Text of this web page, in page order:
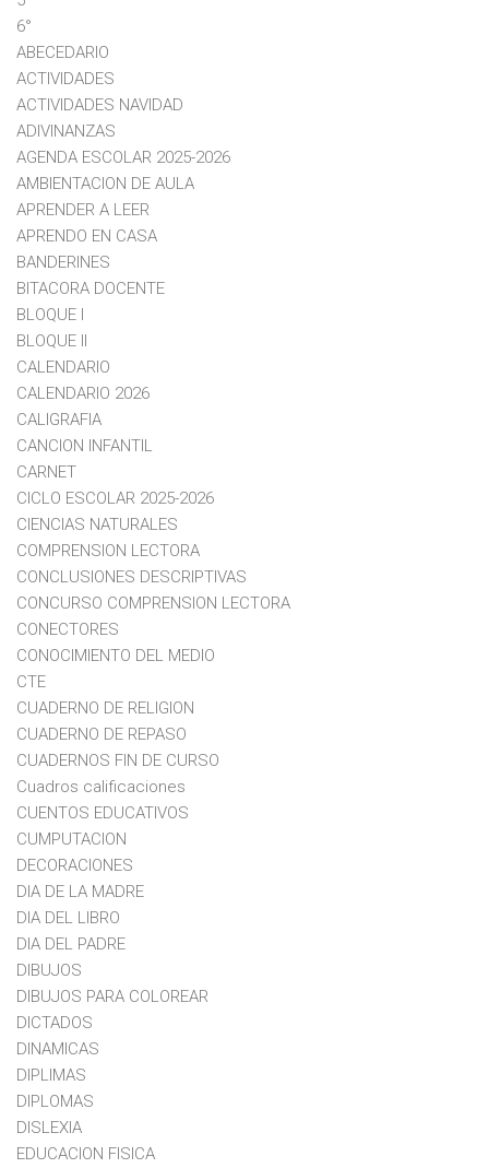
6°
ABECEDARIO
ACTIVIDADES
ACTIVIDADES NAVIDAD
ADIVINANZAS
AGENDA ESCOLAR 2025-2026
AMBIENTACION DE AULA
APRENDER A LEER
APRENDO EN CASA
BANDERINES
BITACORA DOCENTE
BLOQUE I
BLOQUE II
CALENDARIO
CALENDARIO 2026
CALIGRAFIA
CANCION INFANTIL
CARNET
CICLO ESCOLAR 2025-2026
CIENCIAS NATURALES
COMPRENSION LECTORA
CONCLUSIONES DESCRIPTIVAS
CONCURSO COMPRENSION LECTORA
CONECTORES
CONOCIMIENTO DEL MEDIO
CTE
CUADERNO DE RELIGION
CUADERNO DE REPASO
CUADERNOS FIN DE CURSO
Cuadros calificaciones
CUENTOS EDUCATIVOS
CUMPUTACION
DECORACIONES
DIA DE LA MADRE
DIA DEL LIBRO
DIA DEL PADRE
DIBUJOS
DIBUJOS PARA COLOREAR
DICTADOS
DINAMICAS
DIPLIMAS
DIPLOMAS
DISLEXIA
EDUCACION FISICA